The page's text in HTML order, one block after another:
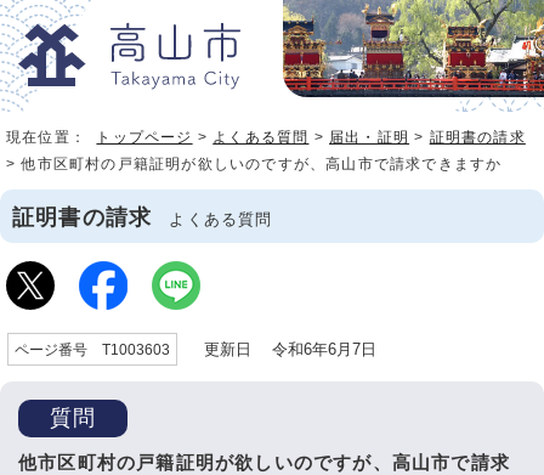
現在位置： トップページ > よくある質問 > 届出・証明 > 証明書の請求
> 他市区町村の戸籍証明が欲しいのですが、高山市で請求できますか
証明書の請求 よくある質問
ページ番号 T1003603 更新日 令和6年6月7日
質問
他市区町村の戸籍証明が欲しいのですが、高山市で請求